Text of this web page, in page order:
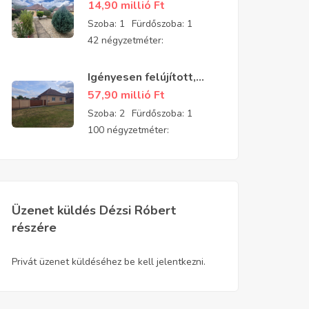
kis téglaház eladó
14,90 millió Ft
Szoba: 1 Fürdőszoba: 1
42 négyzetméter:
Igényesen felújított,
patika állapotú családi
ház Gyulavári
központjának
közelében
57,90 millió Ft
Szoba: 2 Fürdőszoba: 1
100 négyzetméter:
Üzenet küldés Dézsi Róbert
részére
Privát üzenet küldéséhez be kell jelentkezni.